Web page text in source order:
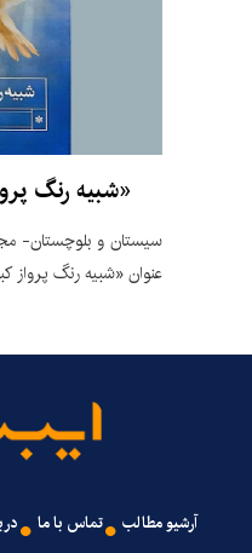
«شبیه رنگ
سیستان و بلوچستان-
عنوان «شبیه رنگ پرواز
آرشیو مطالب تماس با ما